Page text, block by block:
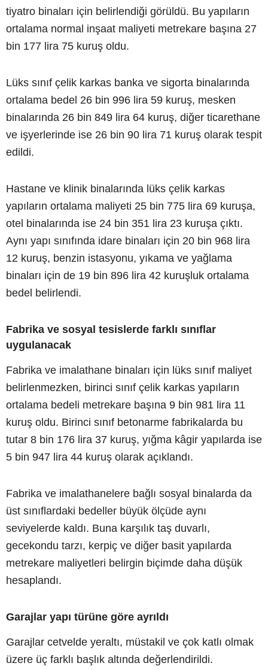
tiyatro binaları için belirlendiği görüldü. Bu yapıların
ortalama normal inşaat maliyeti metrekare başına 27
bin 177 lira 75 kuruş oldu.
Lüks sınıf çelik karkas banka ve sigorta binalarında
ortalama bedel 26 bin 996 lira 59 kuruş, mesken
binalarında 26 bin 849 lira 64 kuruş, diğer ticarethane
ve işyerlerinde ise 26 bin 90 lira 71 kuruş olarak tespit
edildi.
Hastane ve klinik binalarında lüks çelik karkas
yapıların ortalama maliyeti 25 bin 775 lira 69 kuruşa,
otel binalarında ise 24 bin 351 lira 23 kuruşa çıktı.
Aynı yapı sınıfında idare binaları için 20 bin 968 lira
12 kuruş, benzin istasyonu, yıkama ve yağlama
binaları için de 19 bin 896 lira 42 kuruşluk ortalama
bedel belirlendi.
Fabrika ve sosyal tesislerde farklı sınıflar
uygulanacak
Fabrika ve imalathane binaları için lüks sınıf maliyet
belirlenmezken, birinci sınıf çelik karkas yapıların
ortalama bedeli metrekare başına 9 bin 981 lira 11
kuruş oldu. Birinci sınıf betonarme fabrikalarda bu
tutar 8 bin 176 lira 37 kuruş, yığma kâgir yapılarda ise
5 bin 947 lira 44 kuruş olarak açıklandı.
Fabrika ve imalathanelere bağlı sosyal binalarda da
üst sınıflardaki bedeller büyük ölçüde aynı
seviyelerde kaldı. Buna karşılık taş duvarlı,
gecekondu tarzı, kerpiç ve diğer basit yapılarda
metrekare maliyetleri belirgin biçimde daha düşük
hesaplandı.
Garajlar yapı türüne göre ayrıldı
Garajlar cetvelde yeraltı, müstakil ve çok katlı olmak
üzere üç farklı başlık altında değerlendirildi.